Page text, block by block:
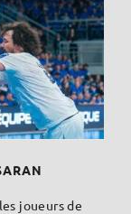
joueurs de